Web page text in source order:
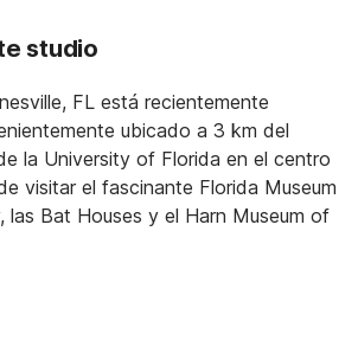
studio
FL está recientemente
ubicado a 3 km del
la University of Florida en el centro
visitar el fascinante Florida Museum
las Bat Houses y el Harn Museum of